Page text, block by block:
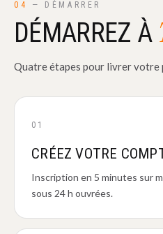
04 — DÉMARRER
DÉMARREZ À
Quatre étapes pour livrer votre
01
CRÉEZ VOTRE
Inscription en 5 minutes sur
sous 24 h ouvrées.